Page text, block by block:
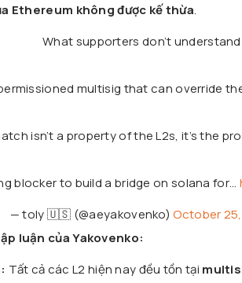
Ethereum không được kế thừa.
What supporters don’t understand
multisig that can override
isn’t a property of the L2s, it’s the
blocker to build a bridge on solana for…
— toly 🇺🇸 (@aeyakovenko)October
luận của Yakovenko:
Tất cả các L2 hiện nay đều tồn tại